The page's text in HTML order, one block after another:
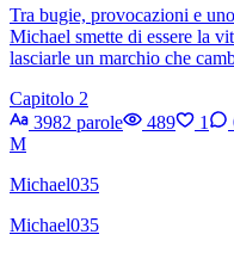
Tra bugie, provocazioni e
Michael smette di essere la
lasciarle un marchio che
Capitolo 2
3982 parole
489 1
M
Michael035
Michael035